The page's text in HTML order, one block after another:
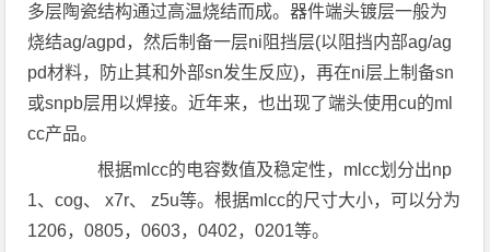
多层陶瓷结构通过高温烧结而成。器件端头镀层一般为
烧结ag/agpd，然后制备一层ni阻挡层(以阻挡内部ag/ag
pd材料，防止其和外部sn发生反应)，再在ni层上制备sn
或snpb层用以焊接。近年来，也出现了端头使用cu的ml
cc产品。
根据mlcc的电容数值及稳定性，mlcc划分出np
1、cog、 x7r、 z5u等。根据mlcc的尺寸大小，可以分为
1206，0805，0603，0402，0201等。